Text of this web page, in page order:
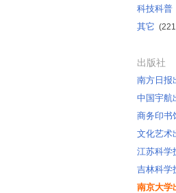
科技科普
其它
出版社
南方日报
中国宇航
商务印书
文化艺术
江苏科学
吉林科学
南京大学